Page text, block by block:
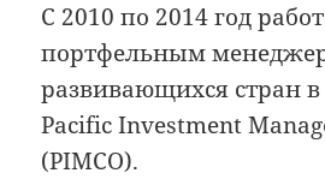
С 2010 по 2014 год
портфельным
развивающихся стран
Pacific Investment
(PIMCO).